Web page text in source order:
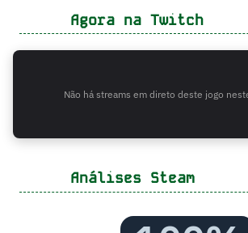
Agora na Twitch
Não há streams em direto deste jogo
Análises Steam